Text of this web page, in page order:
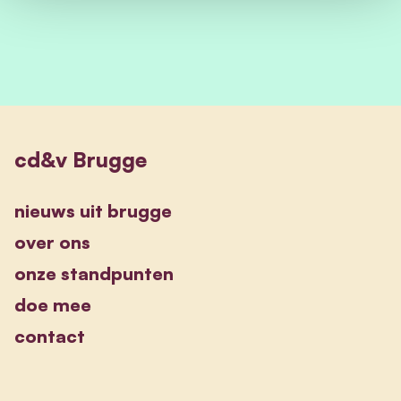
cd&v Brugge
nieuws uit brugge
over ons
onze standpunten
doe mee
contact